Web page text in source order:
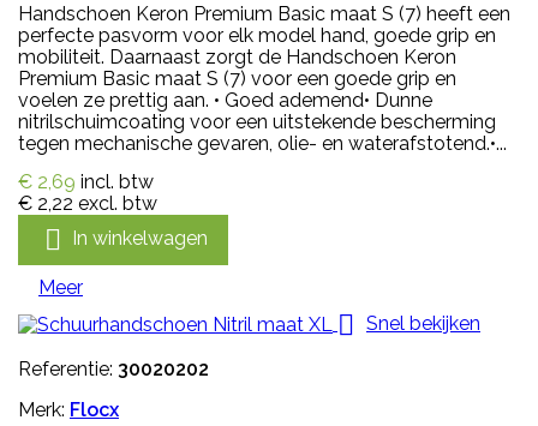
Handschoen Keron Premium Basic maat S (7) heeft een
perfecte pasvorm voor elk model hand, goede grip en
mobiliteit. Daarnaast zorgt de Handschoen Keron
Premium Basic maat S (7) voor een goede grip en
voelen ze prettig aan. • Goed ademend• Dunne
nitrilschuimcoating voor een uitstekende bescherming
tegen mechanische gevaren, olie- en waterafstotend.•...
€ 2,69 incl. btw
€ 2,22 excl. btw
 In winkelwagen
Meer
 Snel bekijken
Referentie: 30020202
Merk: Flocx